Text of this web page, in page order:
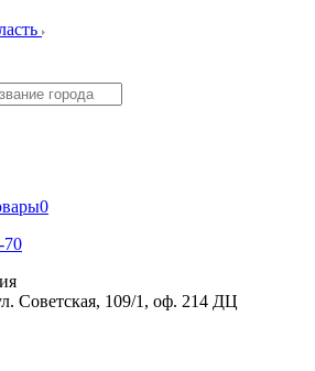
0
70
Советская, 109/1, оф. 214 ДЦ